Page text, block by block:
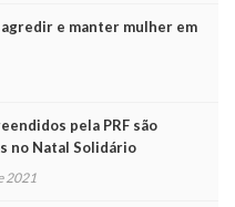
e manter mulher em
pela PRF são
no Natal Solidário
2021